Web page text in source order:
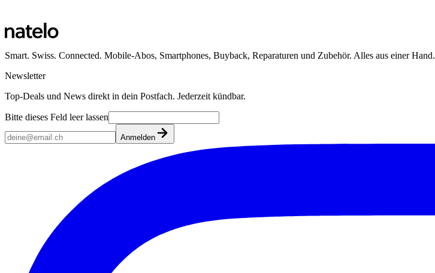
Smart. Swiss. Connected. Mobile-Abos, Smartphones, Buyback, Reparaturen und Zubehör. Alles aus einer Hand.
Newsletter
Top-Deals und News direkt in dein Postfach. Jederzeit kündbar.
Bitte dieses Feld leer lassen
Anmelden